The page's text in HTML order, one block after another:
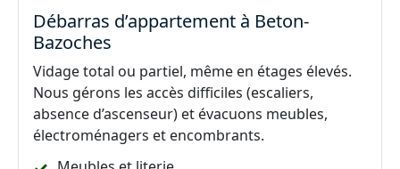
Débarras d’appartement à Beton-
Bazoches
Vidage total ou partiel, même en étages élevés.
Nous gérons les accès difficiles (escaliers,
absence d’ascenseur) et évacuons meubles,
électroménagers et encombrants.